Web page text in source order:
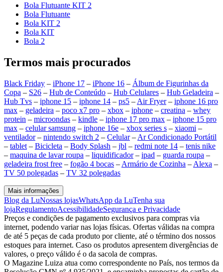
Bola Flutuante KIT 2
Bola Flutuante
Bola KIT 2
Bola KIT
Bola 2
Termos mais procurados
Black Friday – iPhone 17 – iPhone 16 – Álbum de Figurinhas da
Copa – S26 – Hub de Conteúdo – Hub Celulares – Hub Geladeira –
Hub Tvs – iphone 15 – iphone 14 – ps5 – Air Fryer– iphone 16 pro
max – geladeira – poco x7 pro – xbox – iphone – creatina – whey
protein – microondas – kindle – iphone 17 pro max – iphone 15 pro
max – celular samsung – iphone 16e – xbox series s – xiaomi –
ventilador– nintendo switch 2 – Celular– Ar Condicionado Portátil
– tablet – Bicicleta – Body Splash – jbl – redmi note 14 – tenis nike
– maquina de lavar roupa – liquidificador– ipad – guarda roupa –
geladeira frost free – fogão 4 bocas – Armário de Cozinha – Alexa –
TV 50 polegadas – TV 32 polegadas
Mais informações
Blog da LuNossas lojasWhatsApp da LuTenha sua
lojaRegulamentoAcessibilidadeSegurança e Privacidade
Preços e condições de pagamento exclusivos para compras via
internet, podendo variar nas lojas físicas. Ofertas válidas na compra
de até 5 peças de cada produto por cliente, até o término dos nossos
estoques para internet. Caso os produtos apresentem divergências de
valores, o preço válido é o da sacola de compras.
O Magazine Luiza atua como correspondente no País, nos termos da